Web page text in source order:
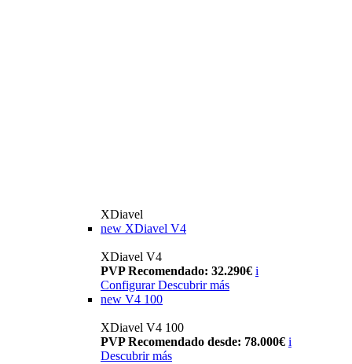
XDiavel
new XDiavel V4
XDiavel V4
PVP Recomendado: 32.290€ i
Configurar Descubrir más
new V4 100
XDiavel V4 100
PVP Recomendado desde: 78.000€ i
Descubrir más